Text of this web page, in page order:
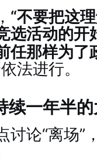
“不要把这
选活动的开
任那样为了
法进行。
续一年半
讨论“离场”